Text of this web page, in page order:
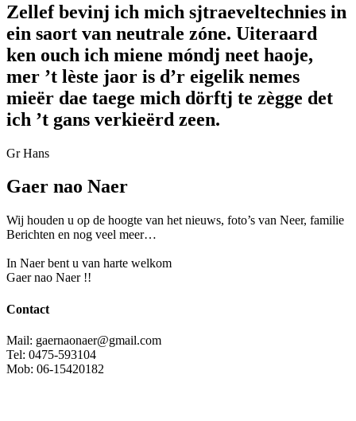
Zellef bevinj ich mich sjtraeveltechnies in
ein saort van neutrale zóne. Uiteraard
ken ouch ich miene móndj neet haoje,
mer ’t lèste jaor is d’r eigelik nemes
mieër dae taege mich dörftj te zègge det
ich ’t gans verkieërd zeen.
Gr Hans
Gaer nao Naer
Wij houden u op de hoogte van het nieuws, foto’s van Neer, familie
Berichten en nog veel meer…
In Naer bent u van harte welkom
Gaer nao Naer !!
Contact
Mail: gaernaonaer@gmail.com
Tel: 0475-593104
Mob: 06-15420182